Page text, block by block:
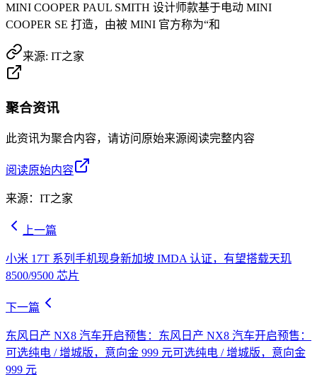
MINI COOPER PAUL SMITH 设计师款基于电动 MINI
COOPER SE 打造，由被 MINI 官方称为“和
来源: IT之家
聚合资讯
此资讯为聚合内容，请访问原始来源阅读完整内容
阅读原始内容
来源： IT之家
上一篇
小米 17T 系列手机现身新加坡 IMDA 认证，有望搭载天玑
8500/9500 芯片
下一篇
东风日产 NX8 汽车开启预售：东风日产 NX8 汽车开启预售：
可选纯电 / 增城版，意向金 999 元可选纯电 / 增城版，意向金
999 元